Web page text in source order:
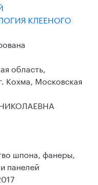
КЛЕЕНОГО
область,
Кохма, Московская
шпона, фанеры,
панелей